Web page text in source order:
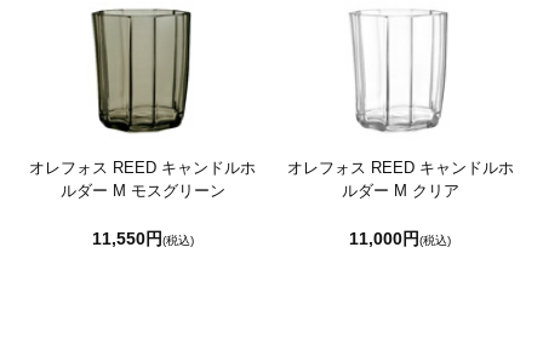
オレフォス REED キャンドルホ
ルダー M モスグリーン
11,550円(税込)
オレフォス REED キャンドルホ
ルダー M クリア
11,000円(税込)